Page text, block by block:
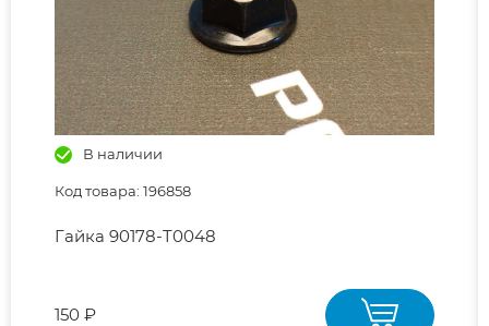
В наличии
Код товара: 196858
Гайка 90178-T0048
150 ₽